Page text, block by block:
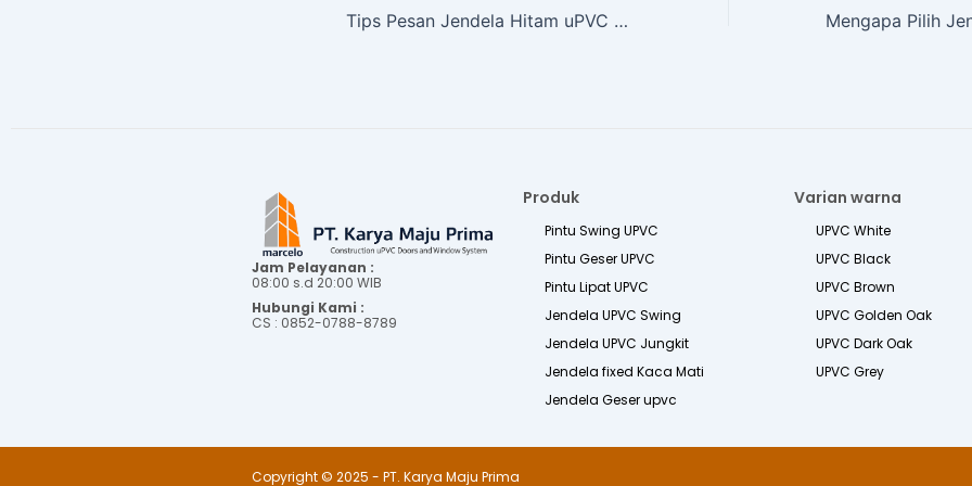
Tips Pesan Jendela Hitam uPVC Harga Murah
Jam Pelayanan :
08:00 s.d 20:00 WIB
Hubungi Kami :
CS : 0852-0788-8789
Produk
Pintu Swing UPVC
Pintu Geser UPVC
Pintu Lipat UPVC
Jendela UPVC Swing
Jendela UPVC Jungkit
Jendela fixed Kaca Mati
Jendela Geser upvc
Varian warna
UPVC White
UPVC Black
UPVC Brown
UPVC Golden Oak
UPVC Dark Oak
UPVC Grey
Copyright © 2025 - PT. Karya Maju Prima